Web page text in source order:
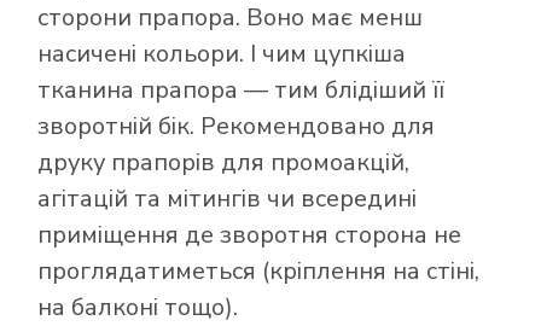
сторони прапора. Воно має менш
насичені кольори. І чим цупкіша
тканина прапора — тим блідіший її
зворотній бік. Рекомендовано для
друку прапорів для промоакцій,
агітацій та мітингів чи всередині
приміщення де зворотня сторона не
проглядатиметься (кріплення на стіні,
на балконі тощо).